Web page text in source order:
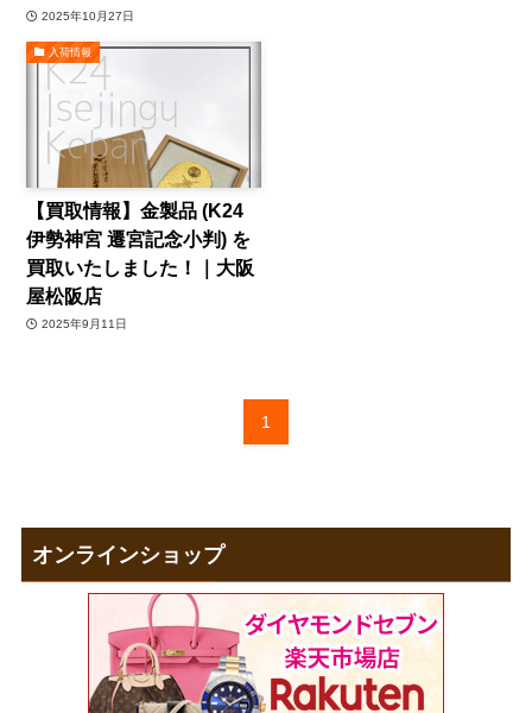
2025年10月27日
入荷情報
【買取情報】金製品 (K24
伊勢神宮 遷宮記念小判) を
買取いたしました！｜大阪
屋松阪店
2025年9月11日
1
オンラインショップ